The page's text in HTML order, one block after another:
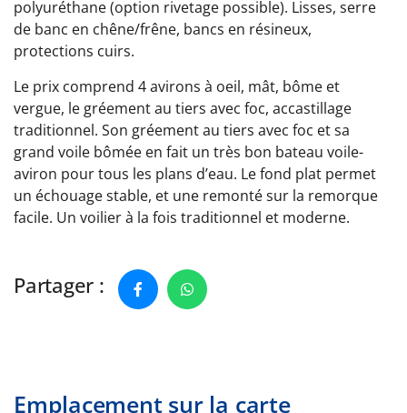
polyuréthane (option rivetage possible). Lisses, serre
de banc en chêne/frêne, bancs en résineux,
protections cuirs.
Le prix comprend 4 avirons à oeil, mât, bôme et
vergue, le gréement au tiers avec foc, accastillage
traditionnel. Son gréement au tiers avec foc et sa
grand voile bômée en fait un très bon bateau voile-
aviron pour tous les plans d’eau. Le fond plat permet
un échouage stable, et une remonté sur la remorque
facile. Un voilier à la fois traditionnel et moderne.
Partager :
Emplacement sur la carte